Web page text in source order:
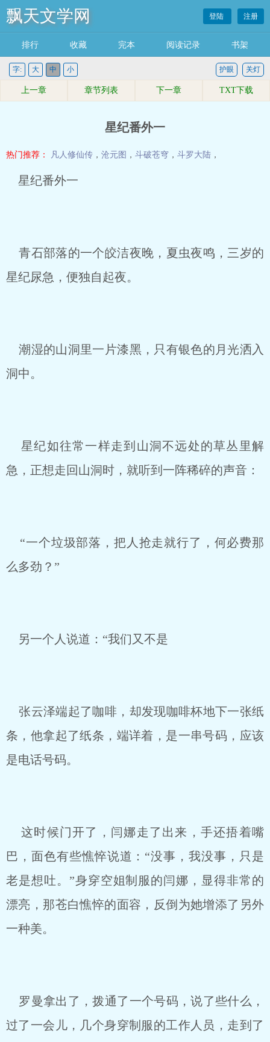
飘天文学网 登陆 注册
排行 收藏 完本 阅读记录 书架
字: 大 中 小 关灯
护眼
上一章 章节列表 下一章 TXT下载
星纪番外一
热门推荐： 凡人修仙传 ， 沧元图 ， 斗破苍穹 ， 斗罗大陆 ，
星纪番外一
青石部落的一个皎洁夜晚，夏虫夜鸣，三岁的
星纪尿急，便独自起夜。
潮湿的山洞里一片漆黑，只有银色的月光洒入
洞中。
星纪如往常一样走到山洞不远处的草丛里解
急，正想走回山洞时，就听到一阵稀碎的声音：
“一个垃圾部落，把人抢走就行了，何必费那
么多劲？”
另一个人说道：“我们又不是
张云泽端起了咖啡，却发现咖啡杯地下一张纸
条，他拿起了纸条，端详着，是一串号码，应该
是电话号码。
这时候门开了，闫娜走了出来，手还捂着嘴
巴，面色有些憔悴说道：“没事，我没事，只是
老是想吐。”身穿空姐制服的闫娜，显得非常的
漂亮，那苍白憔悴的面容，反倒为她增添了另外
一种美。
罗曼拿出了，拨通了一个号码，说了些什么，
过了一会儿，几个身穿制服的工作人员，走到了